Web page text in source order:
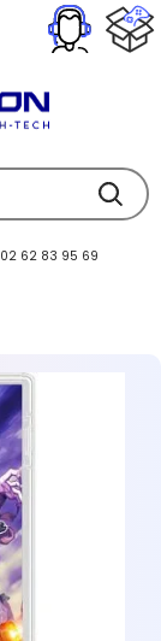
02 62 83 95 69